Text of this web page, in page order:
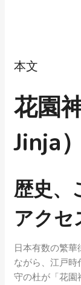
本文
花園
Jinja）
歴史、
アクセ
日本有数の繁華
ながら、江戸
守の杜が「花園